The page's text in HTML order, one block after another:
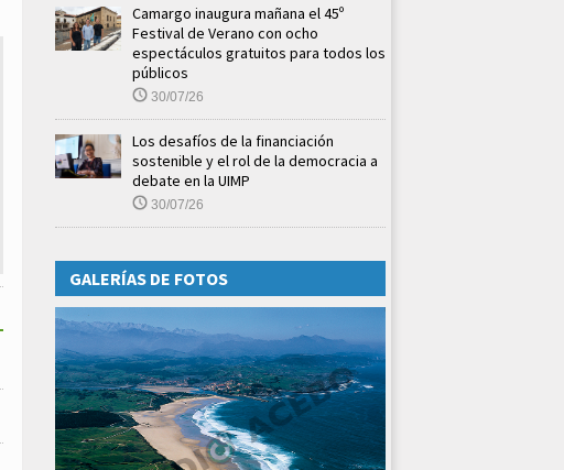
Camargo inaugura mañana el 45º
Festival de Verano con ocho
espectáculos gratuitos para todos los
públicos
30/07/26
Los desafíos de la financiación
sostenible y el rol de la democracia a
debate en la UIMP
30/07/26
GALERÍAS DE FOTOS